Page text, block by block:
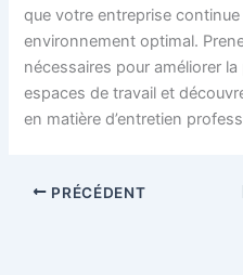
que votre entreprise
environnement optimal.
nécessaires pour améliorer
espaces de travail et
en matière d’entretien
PRÉCÉDENT